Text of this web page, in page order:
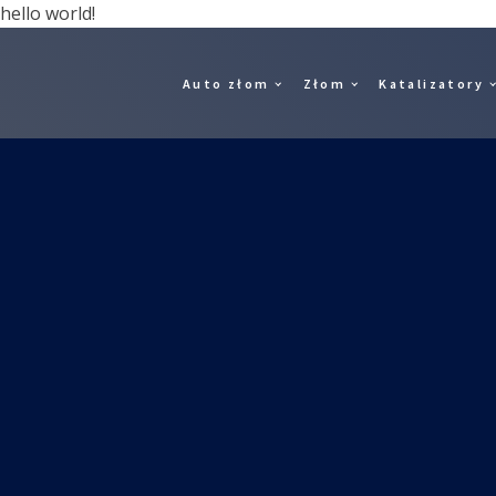
hello world!
Auto złom Złom Katalizatory